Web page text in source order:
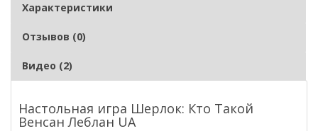
Характеристики
Отзывов (0)
Видео (2)
Настольная игра Шерлок: Кто Такой
Венсан Леблан UA